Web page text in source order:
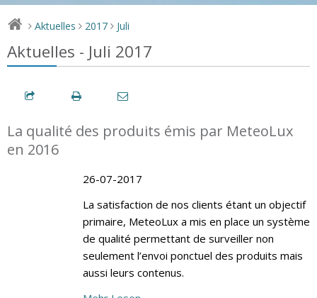
> Aktuelles > 2017 > Juli
Aktuelles - Juli 2017
La qualité des produits émis par MeteoLux
en 2016
26-07-2017
La satisfaction de nos clients étant un objectif
primaire, MeteoLux a mis en place un système
de qualité permettant de surveiller non
seulement l’envoi ponctuel des produits mais
aussi leurs contenus.